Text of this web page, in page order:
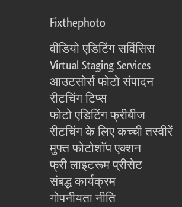
Fixthephoto
वीडियो एडिटिंग सर्विसिस
Virtual Staging Services
आउटसोर्स फोटो संपादन
रीटचिंग टिप्स
फोटो एडिटिंग फ्रीबीज
रीटचिंग के लिए कच्ची तस्वीरें
मुफ्त फोटोशॉप एक्शन
फ्री लाइटरूम प्रीसेट
संबद्ध कार्यक्रम
गोपनीयता नीति